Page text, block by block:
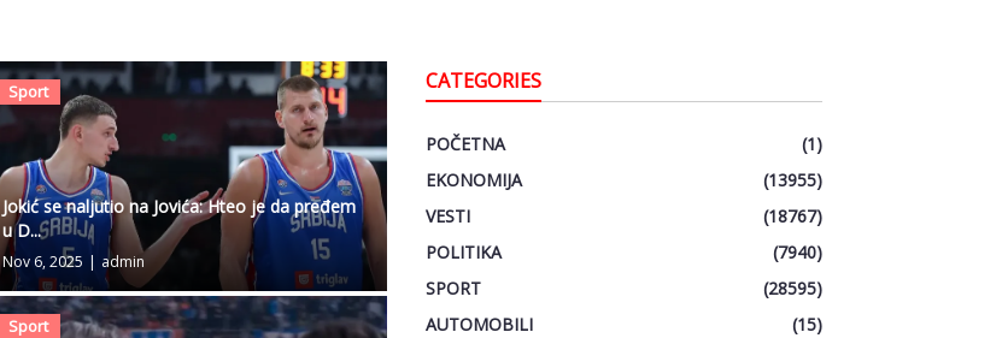
Sport
Jokić se naljutio na Jovića: Hteo je da pređem
u D...
Nov 6, 2025 | admin
Sport
CATEGORIES
POČETNA
(1)
EKONOMIJA
(13955)
VESTI
(18767)
POLITIKA
(7940)
SPORT
(28595)
AUTOMOBILI
(15)